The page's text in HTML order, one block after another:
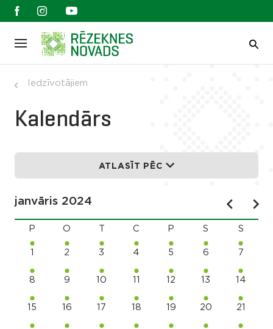
Iedzīvotājiem
Kalendārs
ATLASĪT PĒC
janvāris 2024
P O C P S S
1 2 3 4 5 6 7
8 9 10 11 12 13 14
15 16 17 18 19 20 21